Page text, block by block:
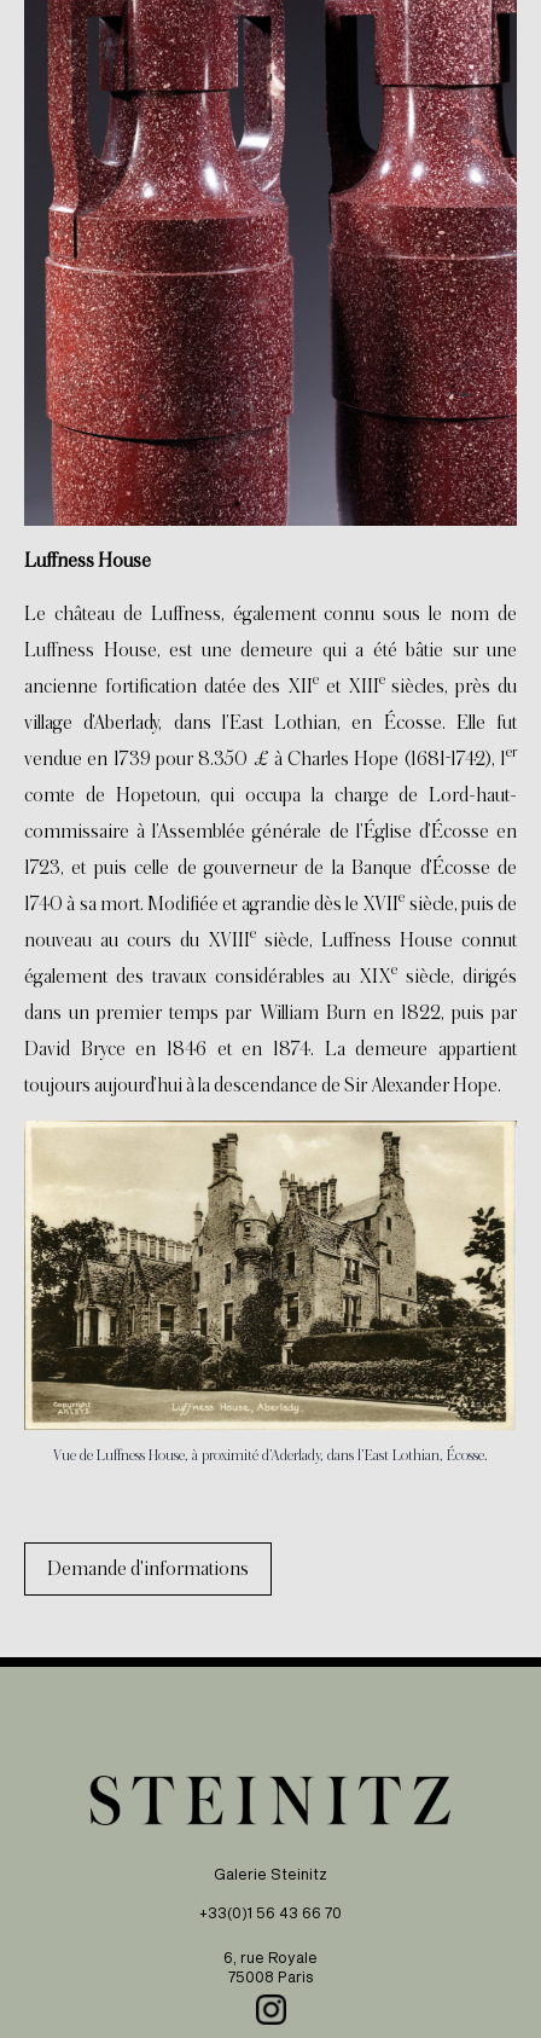
Luffness House
Le château de Luffness, également connu sous le nom de
Luffness House, est une demeure qui a été bâtie sur une
ancienne fortification datée des XIIe et XIIIesiècles, près du
village d’Aberlady, dans l’East Lothian, en Écosse. Elle fut
vendue en 1739 pour 8.350 £ à Charles Hope (1681-1742), 1er
comte de Hopetoun, qui occupa la charge de Lord-haut-
commissaire à l’Assemblée générale de l’Église d’Écosse en
1723, et puis celle de gouverneur de la Banque d’Écosse de
1740 à sa mort. Modifiée et agrandie dès le XVIIe siècle, puis de
nouveau au cours du XVIIIe siècle, Luffness House connut
également des travaux considérables au XIXe siècle, dirigés
dans un premier temps par William Burn en 1822, puis par
David Bryce en 1846 et en 1874. La demeure appartient
toujours aujourd’hui à la descendance de Sir Alexander Hope.
Vue de Luffness House, à proximité d’Aderlady, dans l’East Lothian, Écosse.
Demande d'informations
Galerie Steinitz
+33(0)1 56 43 66 70
6, rue Royale
75008 Paris